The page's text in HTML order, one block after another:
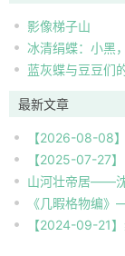
影像梯子山
冰清绢蝶：小黑
蓝灰蝶与豆豆们
最新文章
【2026-08-08
自然观察
【2025-07-27
南
山河壮帝居——
《几暇格物编
【2024-09-21